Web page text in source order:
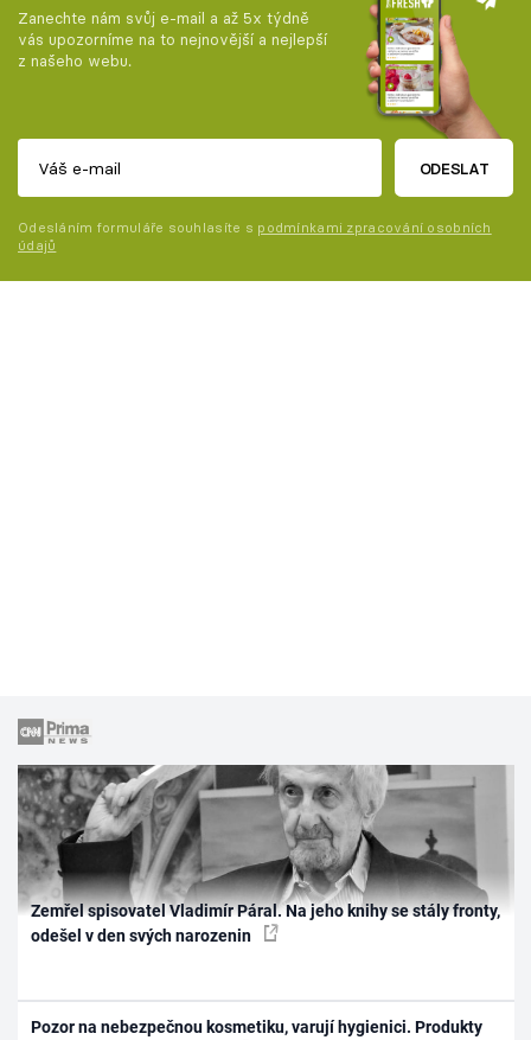
Zanechte nám svůj e-mail a až 5x týdně
vás upozorníme na to nejnovější a nejlepší
z našeho webu.
ODESLAT
Odesláním formuláře souhlasíte s podmínkami zpracování osobních
údajů
Zemřel spisovatel Vladimír Páral. Na jeho knihy se stály fronty,
odešel v den svých narozenin
Pozor na nebezpečnou kosmetiku, varují hygienici. Produkty